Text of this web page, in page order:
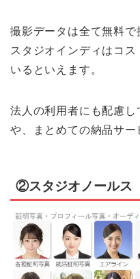
撮影データは全て無料で
スタジオインディはコ
いるといえます。
法人の利用者にも配慮
や、まとめての納品サー
②スタジオノールス